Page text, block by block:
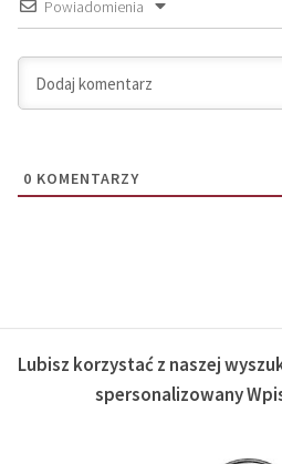
Powiadomienia
0 KOMENTARZY
Lubisz korzystać z naszej
spersonalizowany